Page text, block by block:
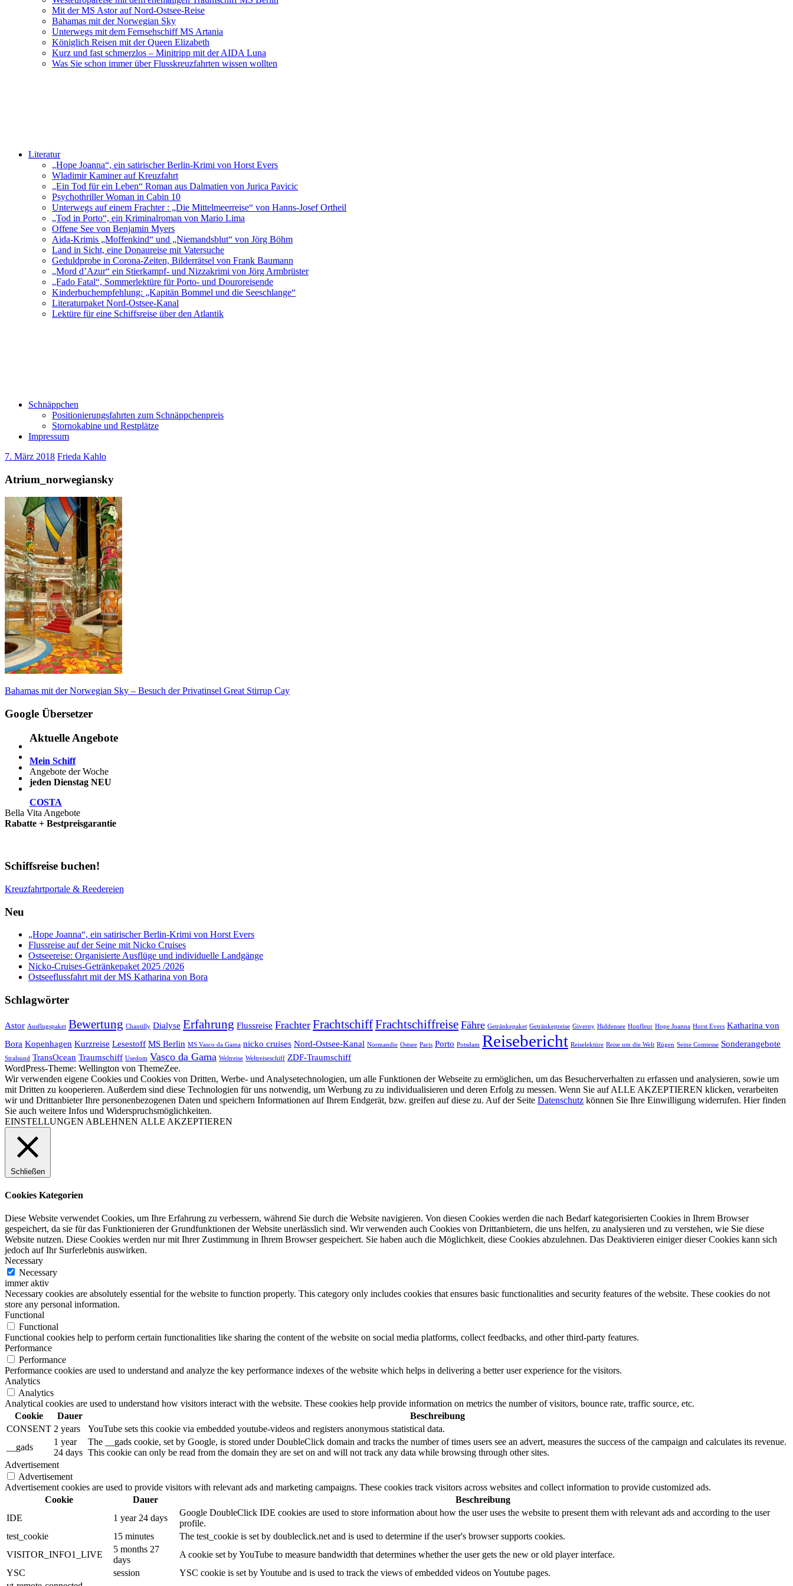
Mit der MS Astor auf Nord-Ostsee-Reise
Bahamas mit der Norwegian Sky
Unterwegs mit dem Fernsehschiff MS Artania
Königlich Reisen mit der Queen Elizabeth
Kurz und fast schmerzlos – Minitripp mit der AIDA Luna
Was Sie schon immer über Flusskreuzfahrten wissen wollten
Literatur
„Hope Joanna“, ein satirischer Berlin-Krimi von Horst Evers
Wladimir Kaminer auf Kreuzfahrt
„Ein Tod für ein Leben“ Roman aus Dalmatien von Jurica Pavicic
Psychothriller Woman in Cabin 10
Unterwegs auf einem Frachter : „Die Mittelmeerreise“ von Hanns-Josef Ortheil
„Tod in Porto“, ein Kriminalroman von Mario Lima
Offene See von Benjamin Myers
Aida-Krimis „Moffenkind“ und „Niemandsblut“ von Jörg Böhm
Land in Sicht, eine Donaureise mit Vatersuche
Geduldprobe in Corona-Zeiten, Bilderrätsel von Frank Baumann
„Mord d’Azur“ ein Stierkampf- und Nizzakrimi von Jörg Armbrüster
„Fado Fatal“, Sommerlektüre für Porto- und Douroreisende
Kinderbuchempfehlung: „Kapitän Bommel und die Seeschlange“
Literaturpaket Nord-Ostsee-Kanal
Lektüre für eine Schiffsreise über den Atlantik
Schnäppchen
Positionierungsfahrten zum Schnäppchenpreis
Stornokabine und Restplätze
Impressum
7. März 2018 Frieda Kahlo
Atrium_norwegiansky
Beitragsnavigation
Vorheriger
Bahamas mit der Norwegian Sky – Besuch der Privatinsel Great Stirrup Cay
Google Übersetzer
Aktuelle Angebote
Mein Schiff
Angebote der Woche
jeden Dienstag NEU
COSTA
Bella Vita Angebote
Rabatte + Bestpreisgarantie
Schiffsreise buchen!
Kreuzfahrtportale & Reedereien
Neu
„Hope Joanna“, ein satirischer Berlin-Krimi von Horst Evers
Flussreise auf der Seine mit Nicko Cruises
Ostseereise: Organisierte Ausflüge und individuelle Landgänge
Nicko-Cruises-Getränkepaket 2025 /2026
Ostseeflussfahrt mit der MS Katharina von Bora
Schlagwörter
Astor Ausflugspaket Bewertung Chantilly Dialyse Erfahrung Flussreise Frachter FrachtschiffFrachtschiffreise Fähre Getränkepaket Getränkepreise Giverny Hiddensee Honfleur Hope Joanna Horst Evers Katharina von
Bora Kopenhagen Kurzreise Lesestoff MS Berlin MS Vasco da Gama nicko cruises Nord-Ostsee-Kanal Normandie Ostsee Paris Porto Potsdam Reisebericht Reiselektüre Reise um die Welt Rügen Seine Comtesse Sonderangebote
Stralsund TransOcean Traumschiff Usedom Vasco da Gama Weltreise Weltreiseschiff ZDF-Traumschiff
WordPress-Theme: Wellington von ThemeZee.
Wir verwenden eigene Cookies und Cookies von Dritten, Werbe- und Analysetechnologien, um alle Funktionen der Webseite zu ermöglichen, um das Besucherverhalten zu erfassen und analysieren, sowie um
mit Dritten zu kooperieren. Außerdem sind diese Technologien für uns notwendig, um Werbung zu zu individualisieren und deren Erfolg zu messen. Wenn Sie auf ALLE AKZEPTIEREN klicken, verarbeiten
wir und Drittanbieter Ihre personenbezogenen Daten und speichern Informationen auf Ihrem Endgerät, bzw. greifen auf diese zu. Auf der Seite Datenschutz können Sie Ihre Einwilligung widerrufen. Hier finden
Sie auch weitere Infos und Widerspruchsmöglichkeiten.
EINSTELLUNGEN ABLEHNEN ALLE AKZEPTIEREN
Schließen
Cookies Kategorien
Diese Website verwendet Cookies, um Ihre Erfahrung zu verbessern, während Sie durch die Website navigieren. Von diesen Cookies werden die nach Bedarf kategorisierten Cookies in Ihrem Browser
gespeichert, da sie für das Funktionieren der Grundfunktionen der Website unerlässlich sind. Wir verwenden auch Cookies von Drittanbietern, die uns helfen, zu analysieren und zu verstehen, wie Sie diese
Website nutzen. Diese Cookies werden nur mit Ihrer Zustimmung in Ihrem Browser gespeichert. Sie haben auch die Möglichkeit, diese Cookies abzulehnen. Das Deaktivieren einiger dieser Cookies kann sich
jedoch auf Ihr Surferlebnis auswirken.
Necessary
Necessary
immer aktiv
Necessary cookies are absolutely essential for the website to function properly. This category only includes cookies that ensures basic functionalities and security features of the website. These cookies do not
store any personal information.
Functional
Functional
Functional cookies help to perform certain functionalities like sharing the content of the website on social media platforms, collect feedbacks, and other third-party features.
Performance
Performance
Performance cookies are used to understand and analyze the key performance indexes of the website which helps in delivering a better user experience for the visitors.
Analytics
Analytics
Analytical cookies are used to understand how visitors interact with the website. These cookies help provide information on metrics the number of visitors, bounce rate, traffic source, etc.
Cookie
Dauer
Beschreibung
CONSENT 2 years
YouTube sets this cookie via embedded youtube-videos and registers anonymous statistical data.
__gads
1 year
24 days
The __gads cookie, set by Google, is stored under DoubleClick domain and tracks the number of times users see an advert, measures the success of the campaign and calculates its revenue.
This cookie can only be read from the domain they are set on and will not track any data while browsing through other sites.
Advertisement
Advertisement
Advertisement cookies are used to provide visitors with relevant ads and marketing campaigns. These cookies track visitors across websites and collect information to provide customized ads.
Cookie
Dauer
Beschreibung
IDE
1 year 24 days
Google DoubleClick IDE cookies are used to store information about how the user uses the website to present them with relevant ads and according to the user
profile.
test_cookie
15 minutes
The test_cookie is set by doubleclick.net and is used to determine if the user's browser supports cookies.
VISITOR_INFO1_LIVE
5 months 27
days
A cookie set by YouTube to measure bandwidth that determines whether the user gets the new or old player interface.
YSC
session
YSC cookie is set by Youtube and is used to track the views of embedded videos on Youtube pages.